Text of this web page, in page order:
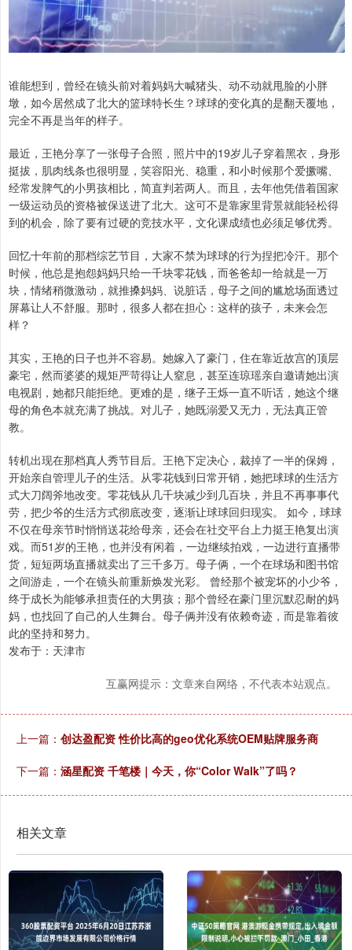
谁能想到，曾经在镜头前对着妈妈大喊猪头、动不动就甩脸的小胖
墩，如今居然成了北大的篮球特长生？球球的变化真的是翻天覆地，
完全不再是当年的样子。
最近，王艳分享了一张母子合照，照片中的19岁儿子穿着黑衣，身形
挺拔，肌肉线条也很明显，笑容阳光、稳重，和小时候那个爱撅嘴、
经常发脾气的小男孩相比，简直判若两人。而且，去年他凭借着国家
一级运动员的资格被保送进了北大。这可不是靠家里背景就能轻松得
到的机会，除了要有过硬的竞技水平，文化课成绩也必须足够优秀。
回忆十年前的那档综艺节目，大家不禁为球球的行为捏把冷汗。那个
时候，他总是抱怨妈妈只给一千块零花钱，而爸爸却一给就是一万
块，情绪稍微激动，就推搡妈妈、说脏话，母子之间的尴尬场面透过
屏幕让人不舒服。那时，很多人都在担心：这样的孩子，未来会怎
样？
其实，王艳的日子也并不容易。她嫁入了豪门，住在靠近故宫的顶层
豪宅，然而婆婆的规矩严苛得让人窒息，甚至连琼瑶亲自邀请她出演
电视剧，她都只能拒绝。更难的是，继子王烁一直不听话，她这个继
母的角色本就充满了挑战。对儿子，她既溺爱又无力，无法真正管
教。
转机出现在那档真人秀节目后。王艳下定决心，裁掉了一半的保姆，
开始亲自管理儿子的生活。从零花钱到日常开销，她把球球的生活方
式大刀阔斧地改变。零花钱从几千块减少到几百块，并且不再事事代
劳，把少爷的生活方式彻底改变，逐渐让球球回归现实。 如今，球球
不仅在母亲节时悄悄送花给母亲，还会在社交平台上力挺王艳复出演
戏。而51岁的王艳，也并没有闲着，一边继续拍戏，一边进行直播带
货，短短两场直播就卖出了三千多万。母子俩，一个在球场和图书馆
之间游走，一个在镜头前重新焕发光彩。 曾经那个被宠坏的小少爷，
终于成长为能够承担责任的大男孩；那个曾经在豪门里沉默忍耐的妈
妈，也找回了自己的人生舞台。母子俩并没有依赖奇迹，而是靠着彼
此的坚持和努力。
发布于：天津市
互赢网提示：文章来自网络，不代表本站观点。
上一篇： 创达盈配资 性价比高的geo优化系统OEM贴牌服务商
下一篇： 涵星配资 千笔楼｜今天，你“Color Walk”了吗？
相关文章